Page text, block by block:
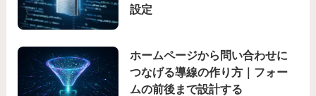
設定
ホームページから問い合わせに
つなげる導線の作り方｜フォー
ムの前後まで設計する